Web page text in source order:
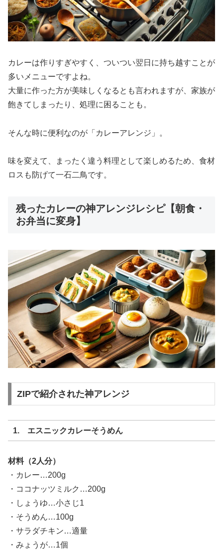
カレーは作りすぎやすく、ついつい翌日に持ち越すことが
多いメニューですよね。
大量に作った方が美味しくなるとも言われますが、家族が
飽きてしまったり、処理に困ることも。
そんな時に便利なのが「カレーアレンジ」。
味を変えて、まったく違う料理として楽しめるため、食材
ロスも防げて一石二鳥です。
残ったカレーの神アレンジレシピ【朝食・
お弁当に変身】
ZIPで紹介された神アレンジ
1. エスニックカレーそうめん
材料（2人分）
・カレー…200g
・ココナッツミルク…200g
・しょうゆ…小さじ1
・そうめん…100g
・サラダチキン…適量
・みょうが…1個